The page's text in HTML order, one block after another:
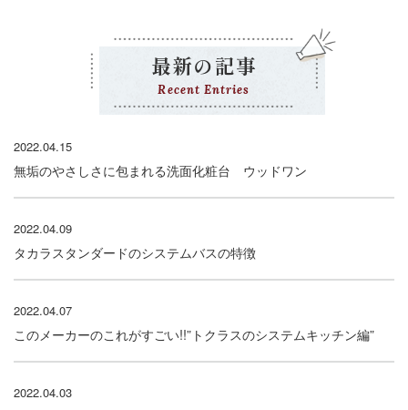
最新の記事
Recent Entries
2022.04.15
無垢のやさしさに包まれる洗面化粧台 ウッドワン
2022.04.09
タカラスタンダードのシステムバスの特徴
2022.04.07
このメーカーのこれがすごい!!”トクラスのシステムキッチン編”
2022.04.03